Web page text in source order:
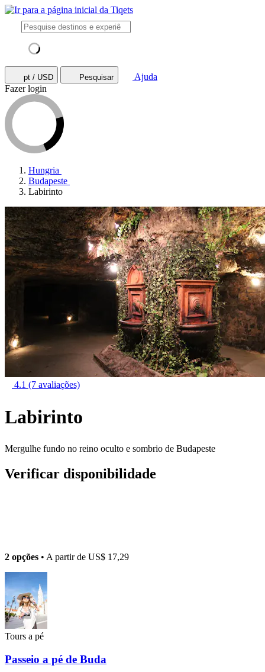
pt / USD Pesquisar
Ajuda
Fazer login
Hungria
Budapeste
Labirinto
4.1 (7 avaliações)
Labirinto
Mergulhe fundo no reino oculto e sombrio de Budapeste
Verificar disponibilidade
2 opções • A partir de US$ 17,29
Tours a pé
Passeio a pé de Buda